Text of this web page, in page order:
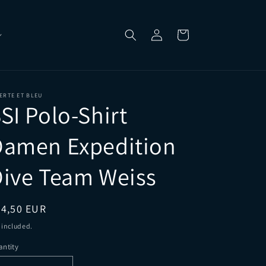
Log
in
Cart
ET BLEU
Polo-Shirt
Expedition
Team Weiss
EUR
included.